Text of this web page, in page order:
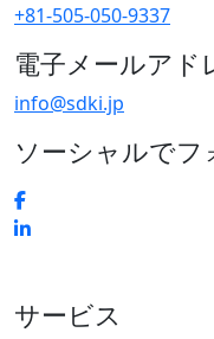
+81-505-050-9337
電子メールアド
info@sdki.jp
ソーシャルでフ
サービス